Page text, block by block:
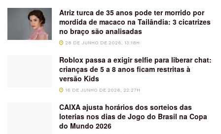
Atriz turca de 35 anos pode ter morrido por
mordida de macaco na Tailândia: 3 cicatrizes
no braço são analisadas
28 DE JUNHO DE 2026, 13:18H
Roblox passa a exigir selfie para liberar chat:
crianças de 5 a 8 anos ficam restritas à
versão Kids
16 DE JUNHO DE 2026, 22:27H
CAIXA ajusta horários dos sorteios das
loterias nos dias de Jogo do Brasil na Copa
do Mundo 2026